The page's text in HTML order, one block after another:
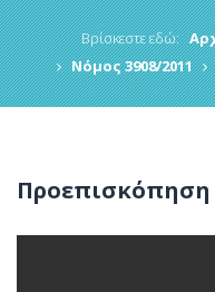
Βρίσκεστε εδώ:
Νόμος 3908/2011
Προεπισκόπηση